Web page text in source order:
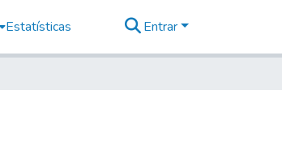
Estatísticas Entrar